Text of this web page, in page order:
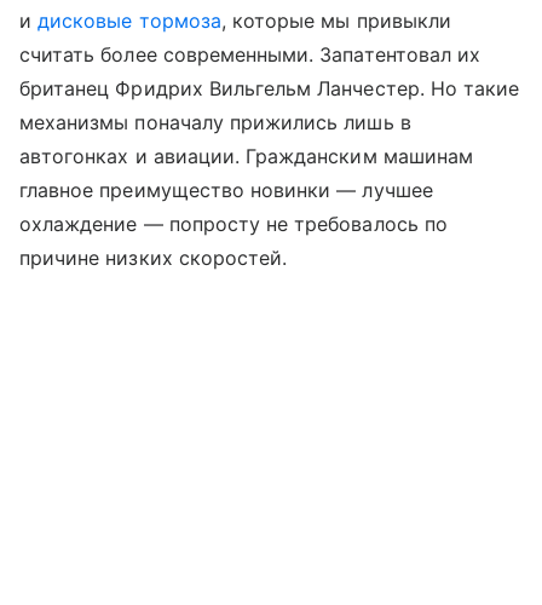
идисковые тормоза, которые мы привыкли
считать более современными. Запатентовал их
британец Фридрих Вильгельм Ланчестер. Но такие
механизмы поначалу прижились лишь в
автогонках и авиации. Гражданским машинам
главное преимущество новинки — лучшее
охлаждение — попросту не требовалось по
причине низких скоростей.